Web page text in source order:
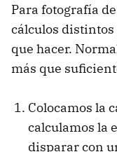
Para fotografía
cálculos
que hacer.
más que
Colocamos la
calculamos la
disparar con